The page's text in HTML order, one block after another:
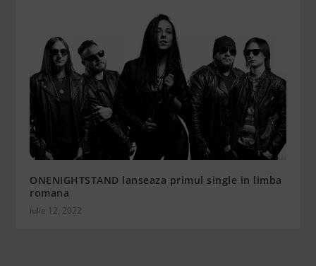
ONENIGHTSTAND lanseaza primul single in limba
romana
iulie 12, 2022